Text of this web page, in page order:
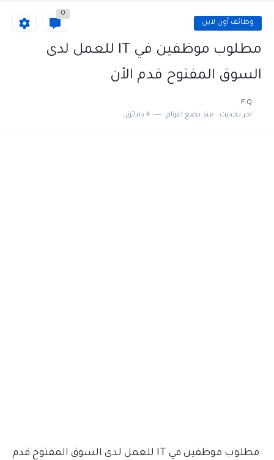
مطلوب موظفين لدى شركه صناعيه رائده مهندسين في الاردن
مسؤول مبيعات وتسويق المستلزمات الطبية
وظائف أون لاين
0
مطلوب موظفين في IT للعمل لدى
السوق المفتوح قدم الأن
F.Q
اخر تحديث : منذ بضع اعوام 4 دقائق للقراءة
مطلوب موظفين في IT للعمل لدى السوق المفتوح قدم